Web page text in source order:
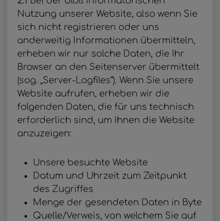
Nutzung unserer Website, also wenn Sie
sich nicht registrieren oder uns
anderweitig Informationen übermitteln,
erheben wir nur solche Daten, die Ihr
Browser an den Seitenserver übermittelt
(sog. „Server-Logfiles“). Wenn Sie unsere
Website aufrufen, erheben wir die
folgenden Daten, die für uns technisch
erforderlich sind, um Ihnen die Website
anzuzeigen:
Unsere besuchte Website
Datum und Uhrzeit zum Zeitpunkt
des Zugriffes
Menge der gesendeten Daten in Byte
Quelle/Verweis, von welchem Sie auf